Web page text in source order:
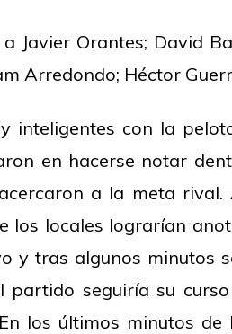
Orantes; David
Arredondo; Héctor
inteligentes con la
en hacerse notar
a la meta
los locales lograrían
y tras algunos minutos
partido seguiría su
los últimos minutos